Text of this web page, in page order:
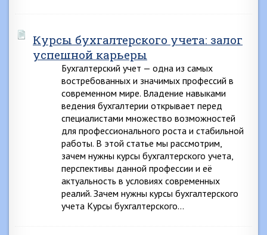
Курсы бухгалтерского учета: залог
успешной карьеры
Бухгалтерский учет — одна из самых
востребованных и значимых профессий в
современном мире. Владение навыками
ведения бухгалтерии открывает перед
специалистами множество возможностей
для профессионального роста и стабильной
работы. В этой статье мы рассмотрим,
зачем нужны курсы бухгалтерского учета,
перспективы данной профессии и её
актуальность в условиях современных
реалий. Зачем нужны курсы бухгалтерского
учета Курсы бухгалтерского…